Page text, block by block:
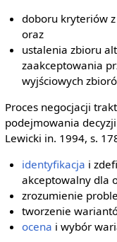
doboru kryteriów
oraz
ustalenia zbioru
zaakceptowania
wyjściowych
Proces negocjacji
podejmowania
Lewicki in. 1994, s.
identyfikacja i
akceptowalny dla
zrozumienie
tworzenie
ocena i wybór